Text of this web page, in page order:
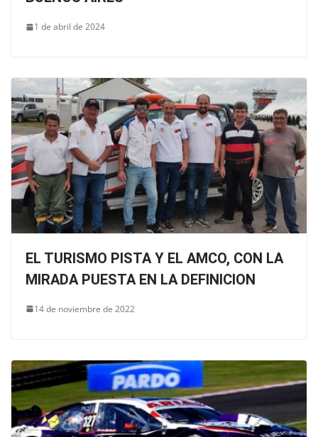
1 de abril de 2024
EL TURISMO PISTA Y EL AMCO, CON LA
MIRADA PUESTA EN LA DEFINICION
14 de noviembre de 2022